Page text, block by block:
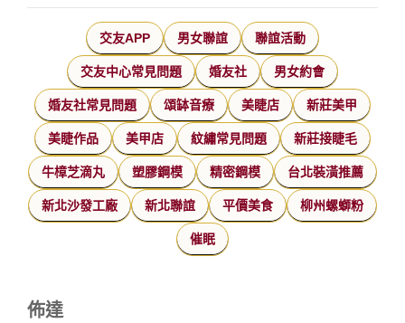
交友APP 男女聯誼 聯誼活動
交友中心常見問題 婚友社 男女約會
婚友社常見問題 頌缽音療 美睫店 新莊美甲
美睫作品 美甲店 紋繡常見問題 新莊接睫毛
牛樟芝滴丸 塑膠鋼模 精密鋼模 台北裝潢推薦
新北沙發工廠 新北聯誼 平價美食 柳州螺螄粉
催眠
佈達